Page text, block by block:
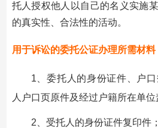
托人授权他人以自己的名义实施
的真实性、合法性的活动。
用于诉讼的委托公证办理所需材料
1、委托人的身份证件、户
人户口页原件及经过户籍所在单位
2、受托人的身份证件复印件；